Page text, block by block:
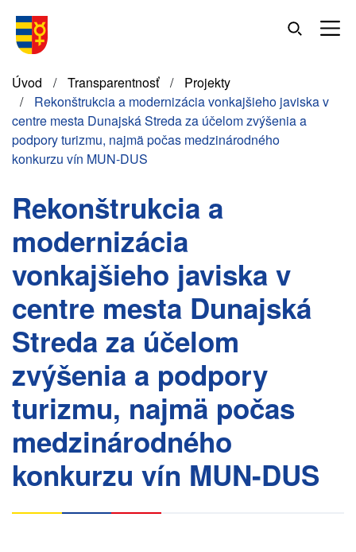
hlavný
Omrvinka
Úvod Transparentnosť
Projekty
Rekonštrukcia a modernizácia vonkajšieho javiska v
centre mesta Dunajská Streda za účelom zvýšenia a
podpory turizmu, najmä počas medzinárodného
konkurzu vín MUN-DUS
Rekonštrukcia a
modernizácia
vonkajšieho javiska v
centre mesta Dunajská
Streda za účelom
zvýšenia a podpory
turizmu, najmä počas
medzinárodného
konkurzu vín MUN-DUS